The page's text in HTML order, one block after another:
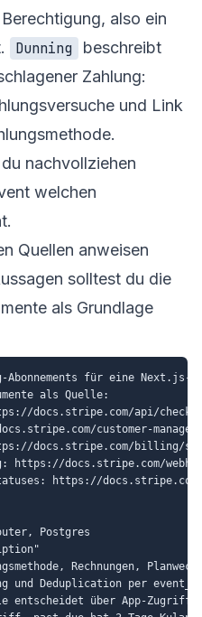
also ein
Dunning
beschreibt
Zahlung:
und Link
nachvollziehen
welchen
Quellen anweisen
solltest du die
als Grundlage
für eine Next.js-
als Quelle:
docs.stripe.com/api/
customer-
docs.stripe.com/billing/
https://docs.stripe.com/
https://
Postgres
Rechnungen,
und Deduplication per
entscheidet über App-Zugriff